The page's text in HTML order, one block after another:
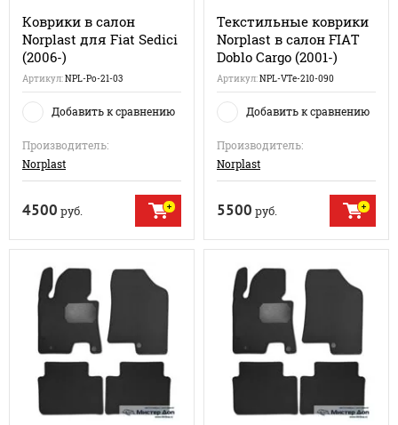
Коврики в салон
Norplast для Fiat Sedici
(2006-)
Артикул:NPL-Po-21-03
Добавить к сравнению
Производитель:
Norplast
4500 руб.
Текстильные коврики
Norplast в салон FIAT
Doblo Cargo (2001-)
Артикул:NPL-VTe-210-090
Добавить к сравнению
Производитель:
Norplast
5500 руб.